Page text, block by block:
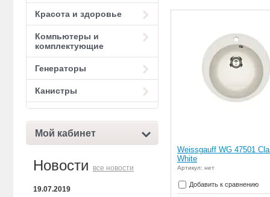
Красота и здоровье
Компьютеры и
комплектующие
Генераторы
Канистры
Мой кабинет
Новости все новости
19.07.2019
Weissgauff WG 47501
White
Артикул: нет
Добавить к сравнению